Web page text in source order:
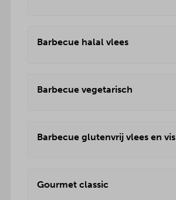
Barbecue halal vlees
Barbecue vegetarisch
Barbecue glutenvrij vlees en vis
Gourmet classic